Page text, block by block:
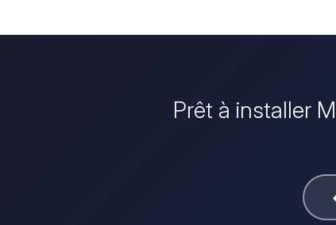
Prêt à installer